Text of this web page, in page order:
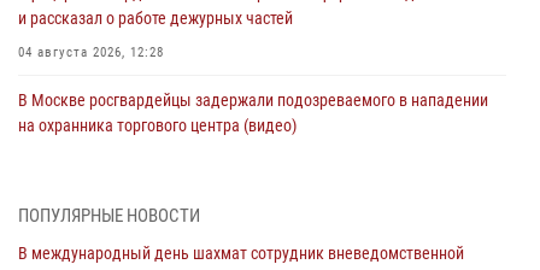
и рассказал о работе дежурных частей
04 августа 2026, 12:28
В Москве росгвардейцы задержали подозреваемого в нападении
на охранника торгового центра (видео)
В Главном управлении Росгвардии по городу Москве подвели итоги
03 августа 2026, 13:00
ПОПУЛЯРНЫЕ НОВОСТИ
В международный день шахмат сотрудник вневедомственной